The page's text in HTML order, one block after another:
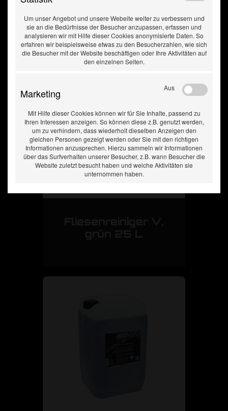
und Nitroverdünnung
6 L
Um unser Angebot und unsere Webeite weiter zu verbessern und
sie an die Bedürfnisse der Besucher anzupassen, erfassen und
analysieren wir mit Hilfe dieser Cookies anonymisierte Daten. So
erfahren wir beispielsweise etwas zu den Besucherzahlen, wie sich
die Besucher mit der Website beschäftigen oder Ihre Aktivitäten auf
den einzelnen Seiten.
Marketing Aus
Mit Hilfe dieser Cookies können wir für Sie Inhalte, passend zu
Ihren Interessen anzeigen. So können diese z.B. genutzt werden,
um zu verhindern, dass wiederholt dieselben Anzeigen den
gleichen Personen gezeigt werden oder Sie mit den richtigen
Informationen anzusprechen. Hierzu sammeln wir Informationen
über das Surfverhalten unserer Besucher, z.B. wann Besucher die
Website zuletzt besucht haben und welche Aktivitäten sie
unternommen haben.